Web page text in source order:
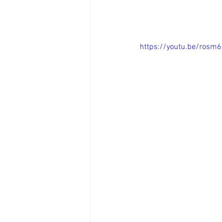
https://youtu.be/